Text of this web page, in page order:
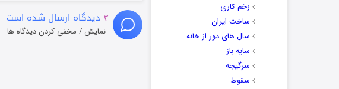
زخم کاری
ساخت ایران
سال های دور از خانه
سایه باز
سرگیجه
سقوط
۳ دیدگاه ارسال شده است
نمایش / مخفی کردن دیدگاه ها